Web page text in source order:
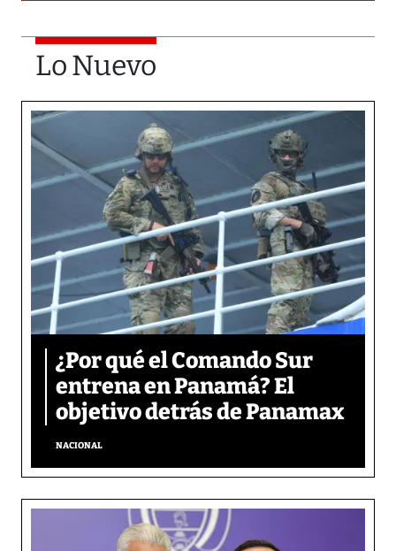
Lo Nuevo
¿Por qué el Comando Sur
entrena en Panamá? El
objetivo detrás de Panamax
NACIONAL